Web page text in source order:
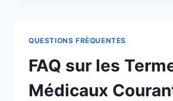
LES
MYTHES
MÉDICAUX
COURANTS
QUESTIONS FRÉQUENTES
FAQ sur les
Médicaux